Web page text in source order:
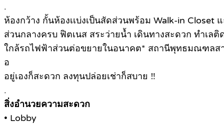
.
ห้องกว้าง กั้นห้องเเบ่งเป็นสัดส่วนพร้อม Walk-in Closet
ส่วนกลางครบ ฟิตเนส สระว่ายน้ำ เดินทางสะดวก ทำเลติ
ใกล้รถไฟฟ้าส่วนต่อขยายในอนาคต* สถานีพุทธมณฑลส
อ
อยู่เองก็สะดวก ลงทุนปล่อยเช่าก็สบาย ‼
.
สิ่งอำนวยความสะดวก
• Lobby